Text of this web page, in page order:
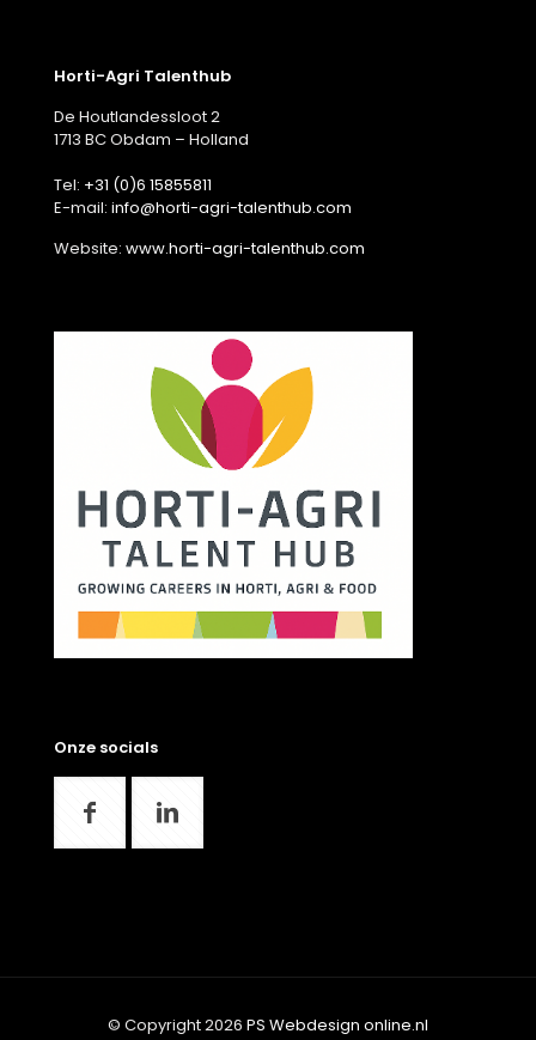
Horti-Agri Talenthub
De Houtlandessloot 2
1713 BC Obdam – Holland
Tel: +31 (0)6 15855811
E-mail: info@horti-agri-talenthub.com
Website: www.horti-agri-talenthub.com
Onze socials
© Copyright 2026 PS Webdesign online.nl